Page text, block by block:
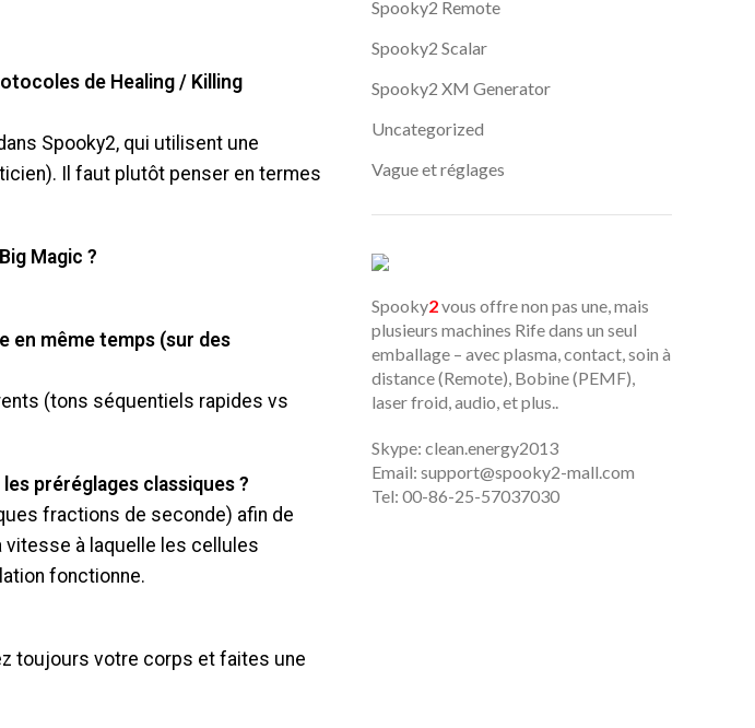
de Healing / Killing
Spooky2, qui utilisent une
Il faut plutôt penser en termes
Magic ?
en même temps (sur des
(tons séquentiels rapides vs
préréglages classiques ?
fractions de seconde) afin de
vitesse à laquelle les cellules
fonctionne.
toujours votre corps et faites une
Spooky2 Remote
Spooky2 Scalar
Spooky2 XM Generator
Uncategorized
Vague et réglages
Spooky2vous offre non pas une, mais
plusieurs machines Rife dans un seul
emballage – avec plasma, contact, soin à
distance (Remote), Bobine (PEMF),
laser froid, audio, et plus..
Skype: clean.energy2013
Email: support@spooky2-mall.com
Tel: 00-86-25-57037030